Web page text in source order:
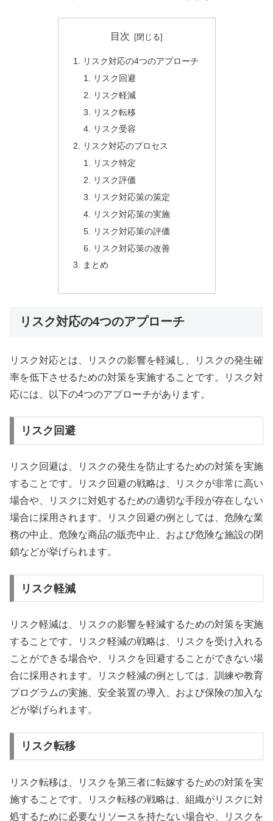
目次
リスク対応の4つのアプローチ
リスク回避
リスク軽減
リスク転移
リスク受容
リスク対応のプロセス
リスク特定
リスク評価
リスク対応策の策定
リスク対応策の実施
リスク対応策の評価
リスク対応策の改善
まとめ
リスク対応の4つのアプローチ
リスク対応とは、リスクの影響を軽減し、リスクの発生確
率を低下させるための対策を実施することです。リスク対
応には、以下の4つのアプローチがあります。
リスク回避
リスク回避は、リスクの発生を防止するための対策を実施
することです。リスク回避の戦略は、リスクが非常に高い
場合や、リスクに対処するための適切な手段が存在しない
場合に採用されます。リスク回避の例としては、危険な業
務の中止、危険な商品の販売中止、および危険な施設の閉
鎖などが挙げられます。
リスク軽減
リスク軽減は、リスクの影響を軽減するための対策を実施
することです。リスク軽減の戦略は、リスクを受け入れる
ことができる場合や、リスクを回避することができない場
合に採用されます。リスク軽減の例としては、訓練や教育
プログラムの実施、安全装置の導入、および保険の加入な
どが挙げられます。
リスク転移
リスク転移は、リスクを第三者に転嫁するための対策を実
施することです。リスク転移の戦略は、組織がリスクに対
処するために必要なリソースを持たない場合や、リスクを